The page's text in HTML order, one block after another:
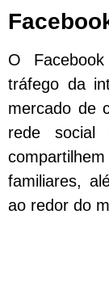
O
tráfego da
mercado de
rede social
familiares,
ao redor do